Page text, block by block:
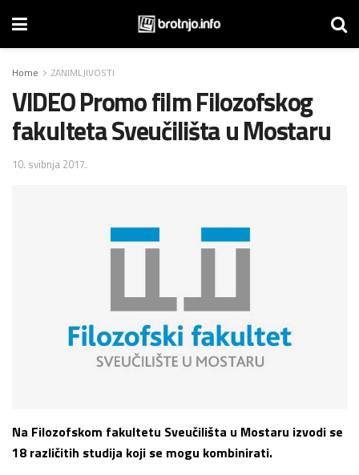
Home ZANIMLJIVOSTI
VIDEO Promo film Filozofskog
fakulteta Sveučilišta u Mostaru
10. svibnja 2017.
Na Filozofskom fakultetu Sveučilišta u Mostaru izvodi se
18 različitih studija koji se mogu kombinirati.